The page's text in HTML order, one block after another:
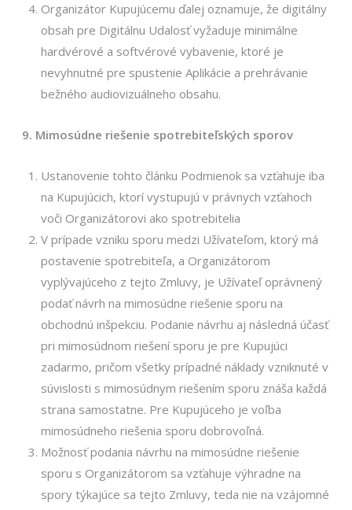
Organizátor Kupujúcemu ďalej oznamuje, že digitálny
obsah pre Digitálnu Udalosť vyžaduje minimálne
hardvérové a softvérové vybavenie, ktoré je
nevyhnutné pre spustenie Aplikácie a prehrávanie
bežného audiovizuálneho obsahu.
9. Mimosúdne riešenie spotrebiteľských sporov
Ustanovenie tohto článku Podmienok sa vzťahuje iba
na Kupujúcich, ktorí vystupujú v právnych vzťahoch
voči Organizátorovi ako spotrebitelia
V prípade vzniku sporu medzi Užívateľom, ktorý má
postavenie spotrebiteľa, a Organizátorom
vyplývajúceho z tejto Zmluvy, je Užívateľ oprávnený
podať návrh na mimosúdne riešenie sporu na
obchodnú inšpekciu. Podanie návrhu aj následná účasť
pri mimosúdnom riešení sporu je pre Kupujúci
zadarmo, pričom všetky prípadné náklady vzniknuté v
súvislosti s mimosúdnym riešením sporu znáša každá
strana samostatne. Pre Kupujúceho je voľba
mimosúdneho riešenia sporu dobrovoľná.
Možnosť podania návrhu na mimosúdne riešenie
sporu s Organizátorom sa vzťahuje výhradne na
spory týkajúce sa tejto Zmluvy, teda nie na vzájomné